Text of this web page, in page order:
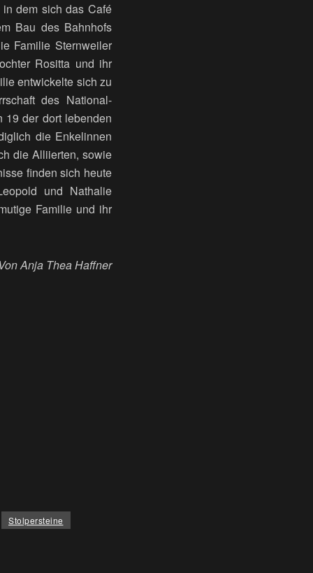
in dem sich das Café
Bau des Bahnhofs
Familie Sternweiler
Rositta und ihr
entwickelte sich zu
des National-
19 der dort lebenden
die Enkelinnen
die Alliierten, sowie
finden sich heute
und Nathalie
Familie und ihr
Anja Thea Haffner
Stolpersteine